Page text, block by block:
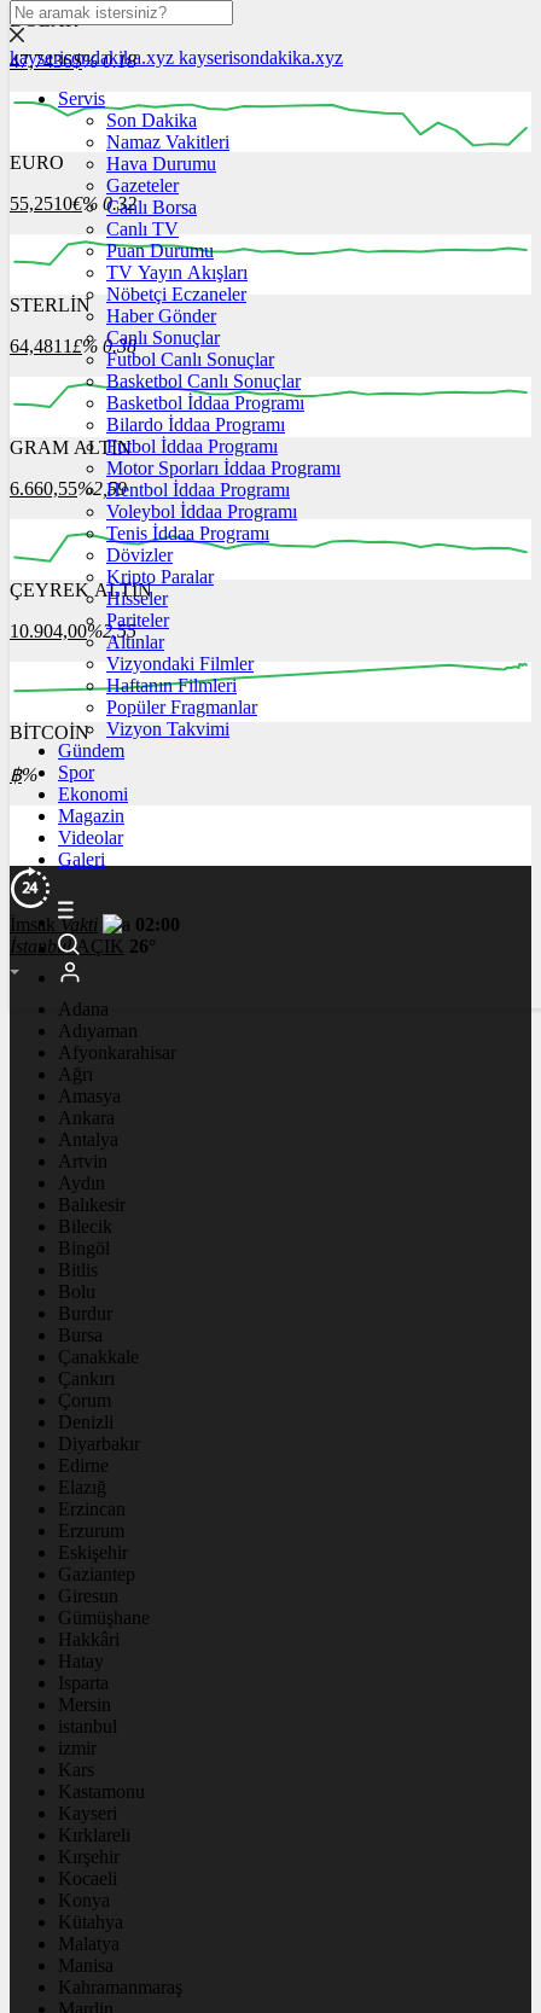
DOLAR
47,7436$% 0.18
12:00 13:00 14:00
EURO
55,2510€% 0.32
12:00 13:00 14:00
STERLİN
64,4811£% 0.38
12:00 13:00 14:00
GRAM ALTIN
6.660,55%2,59
12:00 13:00
ÇEYREK ALTIN
10.904,00%2,55
00:00 00:00 00:00
BİTCOİN
฿%
kayserisondakika.xyz kayserisondakika.xyz
Servis
Son Dakika
Namaz Vakitleri
Hava Durumu
Gazeteler
Canlı Borsa
Canlı TV
Puan Durumu
TV Yayın Akışları
Nöbetçi Eczaneler
Haber Gönder
Canlı Sonuçlar
Futbol Canlı Sonuçlar
Basketbol Canlı Sonuçlar
Basketbol İddaa Programı
Bilardo İddaa Programı
Futbol İddaa Programı
Motor Sporları İddaa Programı
Hentbol İddaa Programı
Voleybol İddaa Programı
Tenis İddaa Programı
Dövizler
Kripto Paralar
Hisseler
Pariteler
Altınlar
Vizyondaki Filmler
Haftanın Filmleri
Popüler Fragmanlar
Vizyon Takvimi
Gündem
Spor
Ekonomi
Magazin
Videolar
Galeri
İmsakVakti
02:00
İstanbul AÇIK 26°
Adana
Adıyaman
Afyonkarahisar
Ağrı
Amasya
Ankara
Antalya
Artvin
Aydın
Balıkesir
Bilecik
Bingöl
Bitlis
Bolu
Burdur
Bursa
Çanakkale
Çankırı
Çorum
Denizli
Diyarbakır
Edirne
Elazığ
Erzincan
Erzurum
Eskişehir
Gaziantep
Giresun
Gümüşhane
Hakkâri
Hatay
Isparta
Mersin
istanbul
izmir
Kars
Kastamonu
Kayseri
Kırklareli
Kırşehir
Kocaeli
Konya
Kütahya
Malatya
Manisa
Kahramanmaraş
Mardin